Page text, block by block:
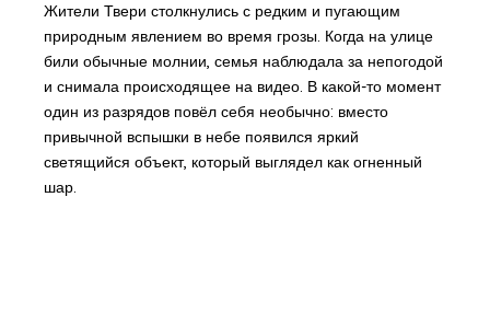
Жители Твери столкнулись с редким и пугающим
природным явлением во время грозы. Когда на улице
били обычные молнии, семья наблюдала за непогодой
и снимала происходящее на видео. В какой-то момент
один из разрядов повёл себя необычно: вместо
привычной вспышки в небе появился яркий
светящийся объект, который выглядел как огненный
шар.